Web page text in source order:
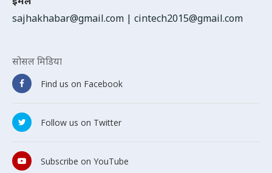
sajhakhabar@gmail.com | cintech2015@gmail.com
सोसल मिडिया
Find us on Facebook
Follow us on Twitter
Subscribe on YouTube